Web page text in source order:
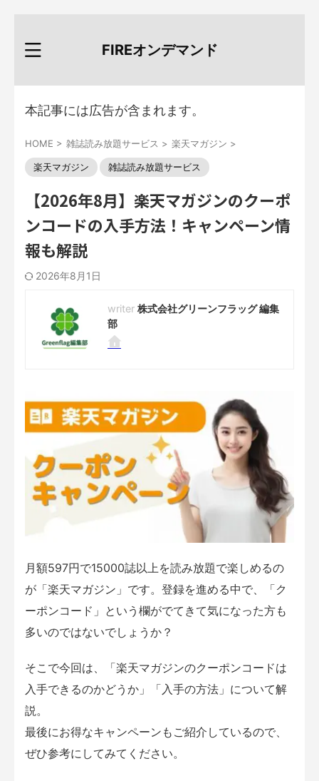
FIREオンデマンド
本記事には広告が含まれます。
HOME > 雑誌読み放題サービス > 楽天マガジン >
楽天マガジン 雑誌読み放題サービス
【2026年8月】楽天マガジンのクーポ
ンコードの入手方法！キャンペーン情
報も解説
2026年8月1日
株式会社グリーンフラッグ 編集
部
月額597円で15000誌以上を読み放題で楽しめるの
が「楽天マガジン」です。登録を進める中で、「ク
ーポンコード」という欄がでてきて気になった方も
多いのではないでしょうか？
そこで今回は、「楽天マガジンのクーポンコードは
入手できるのかどうか」「入手の方法」について解
説。
最後にお得なキャンペーンもご紹介しているので、
ぜひ参考にしてみてください。